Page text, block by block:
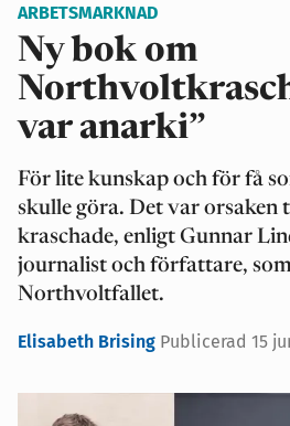
ARBETSMARKNAD
Ny bok om
var anarki”
För lite kunskap och för få
skulle göra. Det var
kraschade, enligt Gunnar
journalist och författare,
Northvoltfallet.
Elisabeth Brising Publicerad 15